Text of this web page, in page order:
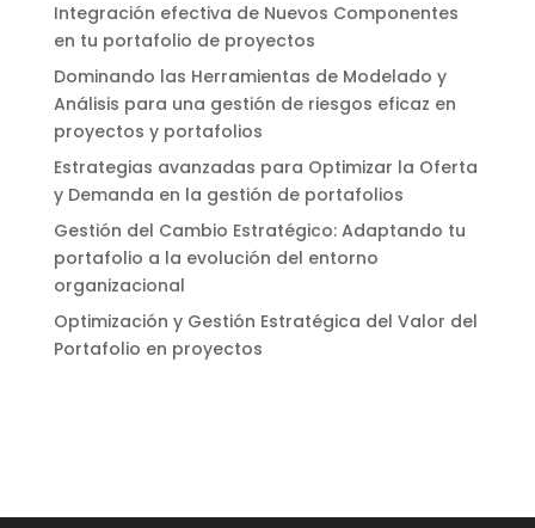
Integración efectiva de Nuevos Componentes
en tu portafolio de proyectos
Dominando las Herramientas de Modelado y
Análisis para una gestión de riesgos eficaz en
proyectos y portafolios
Estrategias avanzadas para Optimizar la Oferta
y Demanda en la gestión de portafolios
Gestión del Cambio Estratégico: Adaptando tu
portafolio a la evolución del entorno
organizacional
Optimización y Gestión Estratégica del Valor del
Portafolio en proyectos